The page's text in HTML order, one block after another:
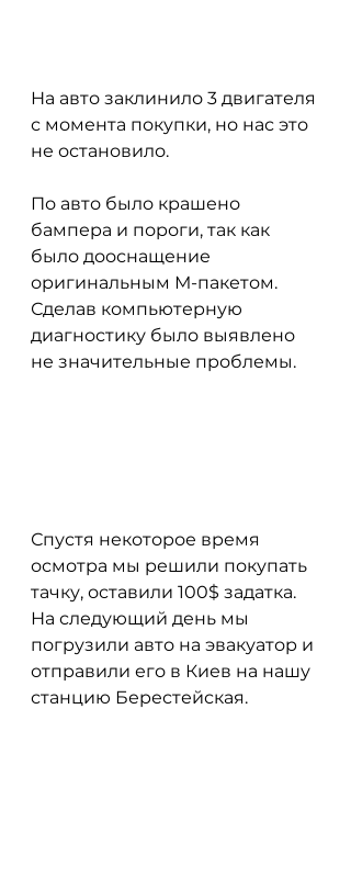
На авто заклинило 3 двигателя
с момента покупки, но нас это
не остановило.
По авто было крашено
бампера и пороги, так как
было дооснащение
оригинальным М-пакетом.
Сделав компьютерную
диагностику было выявлено
не значительные проблемы.
Спустя некоторое время
осмотра мы решили покупать
тачку, оставили 100$ задатка.
На следующий день мы
погрузили авто на эвакуатор и
отправили его в Киев на нашу
станцию Берестейская.